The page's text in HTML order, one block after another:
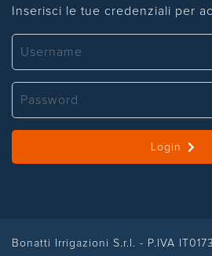
Inserisci le tue credenziali per
Login
Bonatti Irrigazioni S.r.l. - P.IVA